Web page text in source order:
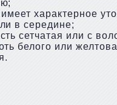
характерное
в середине;
сетчатая или с
белого или